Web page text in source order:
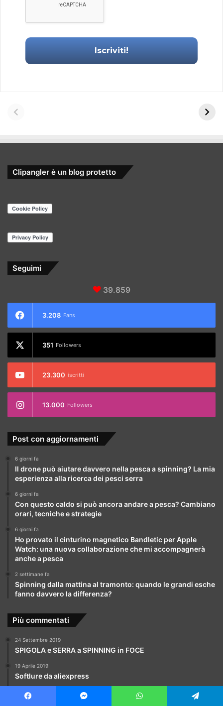
Clipangler è un blog protetto
Seguimi
39.859
3.208 Fans
351 Followers
23.300 iscritti
13.000 Followers
Post con aggiornamenti
6 giorni fa
Il drone può aiutare davvero nella pesca a spinning? La mia
esperienza alla ricerca dei pesci serra
6 giorni fa
Con questo caldo si può ancora andare a pesca? Cambiano
orari, tecniche e strategie
6 giorni fa
Ho provato il cinturino magnetico Bandletic per Apple
Watch: una nuova collaborazione che mi accompagnerà
anche a pesca
2 settimane fa
Spinning dalla mattina al tramonto: quando le grandi esche
fanno davvero la differenza?
Più commentati
24 Settembre 2019
SPIGOLA e SERRA a SPINNING in FOCE
19 Aprile 2019
Softlure da aliexpress
9 Maggio 2019
Prova minnow BEARKING aliexpress